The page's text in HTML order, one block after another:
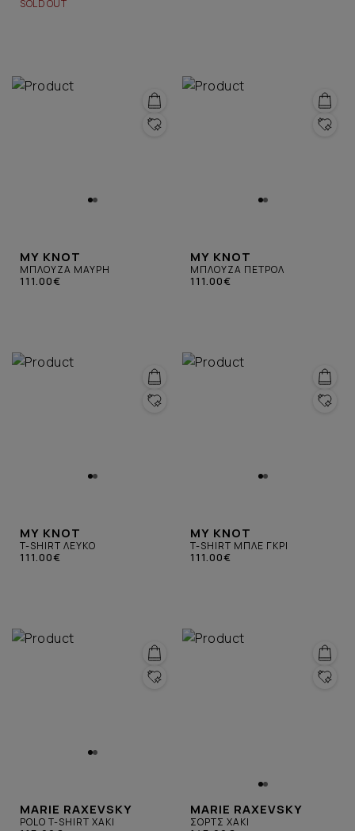
SOLD OUT
MY KNOT
ΜΠΛΟΥΖΑ ΜΑΥΡΗ
111.00€
MY KNOT
ΜΠΛΟΥΖΑ ΠΕΤΡΟΛ
111.00€
MY KNOT
T-SHIRT ΛΕΥΚΟ
111.00€
MY KNOT
T-SHIRT ΜΠΛΕ ΓΚΡΙ
111.00€
MARIE RAXEVSKY
POLO T-SHIRT XAKI
MARIE RAXEVSKY
ΣΟΡΤΣ XAKI